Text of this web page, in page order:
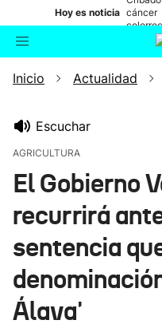
Hoy es noticia cáncer
Buscador
Inicio Actualidad
Escuchar
AGRICULTURA
El Gobierno
recurrirá
sentencia
Álava'